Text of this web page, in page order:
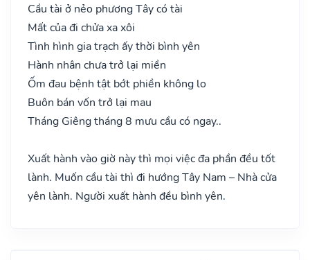
Cầu tài ở nẻo phương Tây có tài
Mất của đi chửa xa xôi
Tình hình gia trạch ấy thời bình yên
Hành nhân chưa trở lại miền
Ốm đau bệnh tật bớt phiền không lo
Buôn bán vốn trở lại mau
Tháng Giêng tháng 8 mưu cầu có ngay..
Xuất hành vào giờ này thì mọi việc đa phần đều tốt
lành. Muốn cầu tài thì đi hướng Tây Nam – Nhà cửa
yên lành. Người xuất hành đều bình yên.